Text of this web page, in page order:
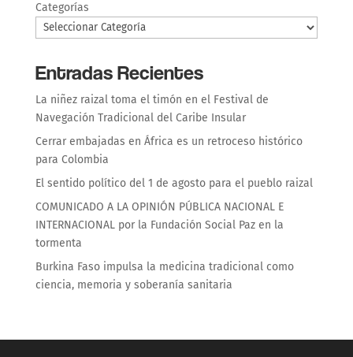
Categorías
Entradas Recientes
La niñez raizal toma el timón en el Festival de
Navegación Tradicional del Caribe Insular
Cerrar embajadas en África es un retroceso histórico
para Colombia
El sentido político del 1 de agosto para el pueblo raizal
COMUNICADO A LA OPINIÓN PÚBLICA NACIONAL E
INTERNACIONAL por la Fundación Social Paz en la
tormenta
Burkina Faso impulsa la medicina tradicional como
ciencia, memoria y soberanía sanitaria